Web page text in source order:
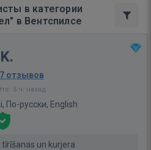
в категории
в Вентспилсе
7 отзывов
5 ч. назад
По-русски, English
un kurjera